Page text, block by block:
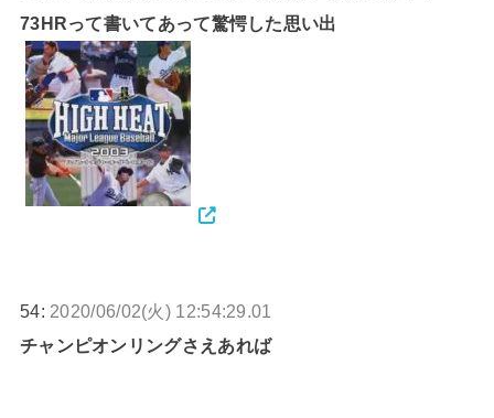
73HRって書いてあって驚愕した思い出
54: 2020/06/02(火) 12:54:29.01
チャンピオンリングさえあれば